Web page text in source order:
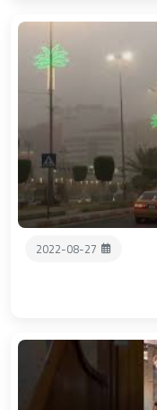
2022-08-27